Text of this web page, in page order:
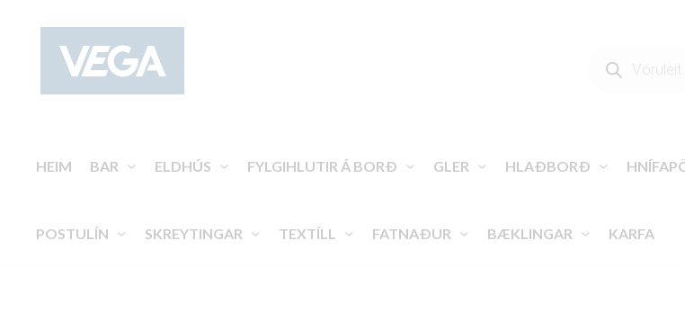
SEARCH
HEIM BAR ELDHÚS FYLGIHLUTIR Á BORÐ GLER HLAÐBORÐ
POSTULÍN SKREYTINGAR TEXTÍLL FATNAÐUR BÆKLINGAR KARFA